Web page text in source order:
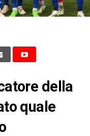
della
quale